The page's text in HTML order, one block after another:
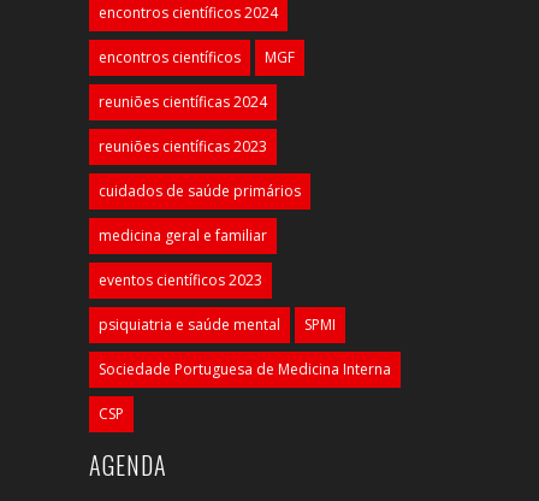
encontros científicos 2024
encontros científicos MGF
reuniões científicas 2024
reuniões científicas 2023
cuidados de saúde primários
medicina geral e familiar
eventos científicos 2023
psiquiatria e saúde mental SPMI
Sociedade Portuguesa de Medicina Interna
CSP
AGENDA